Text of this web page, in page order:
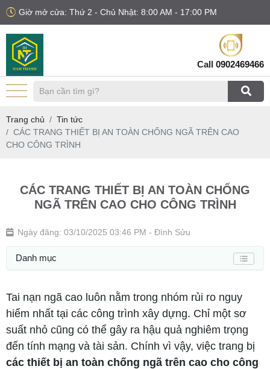
Giờ mở cửa: Thứ 2 - Chủ Nhật: 8:00 AM - 17:00 PM
Call 0902469466
Trang chủ
Tin tức
CÁC TRANG THIẾT BỊ AN TOÀN CHỐNG NGÃ TRÊN CAO
CHO CÔNG TRÌNH
CÁC TRANG THIẾT BỊ AN TOÀN CHỐNG
NGÃ TRÊN CAO CHO CÔNG TRÌNH
Ngày đăng: 03/10/2025 03:46 PM - Đình Sửu
Danh mục
Tai nạn ngã cao luôn nằm trong nhóm rủi ro nguy
hiểm nhất tại các công trình xây dựng. Chỉ một sơ
suất nhỏ cũng có thể gây ra hậu quả nghiêm trọng
đến tính mạng và tài sản. Chính vì vậy, việc trang bị
các thiết bị an toàn chống ngã trên cao cho công